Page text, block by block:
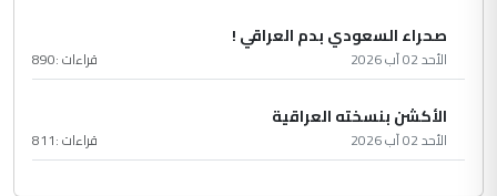
صحراء السعودي بدم العراقي !
الأحد 02 آب 2026 قراءات :890
الأكشن بنسخته العراقية
الأحد 02 آب 2026 قراءات :811